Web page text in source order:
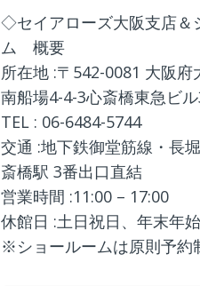
◇セイアローズ大阪支店＆
ム 概要
所在地 :〒542-0081 大阪府
南船場4-4-3心斎橋東急ビル
TEL : 06-6484-5744
交通 :地下鉄御堂筋線・長
斎橋駅 3番出口直結
営業時間 :11:00 –
休館日 :土日祝日、年末年
※ショールームは原則予約